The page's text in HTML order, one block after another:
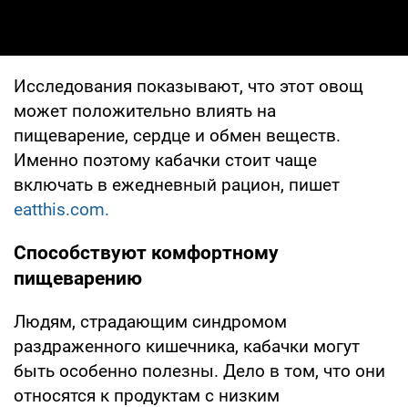
Исследования показывают, что этот овощ
может положительно влиять на
пищеварение, сердце и обмен веществ.
Именно поэтому кабачки стоит чаще
включать в ежедневный рацион, пишет
eatthis.com.
Способствуют комфортному
пищеварению
Людям, страдающим синдромом
раздраженного кишечника, кабачки могут
быть особенно полезны. Дело в том, что они
относятся к продуктам с низким